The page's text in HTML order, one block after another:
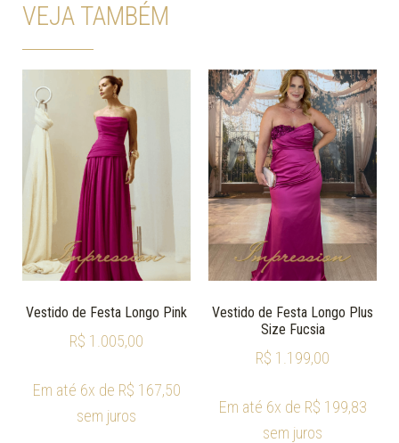
VEJA TAMBÉM
Vestido de Festa Longo Pink
R$ 1.005,00
Em até 6x de R$ 167,50
sem juros
Vestido de Festa Longo Plus
Size Fucsia
R$ 1.199,00
Em até 6x de R$ 199,83
sem juros